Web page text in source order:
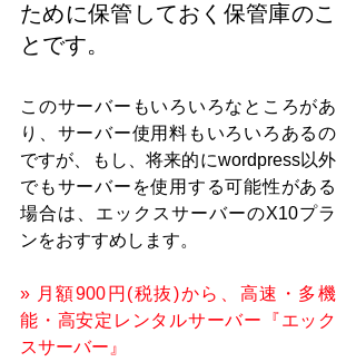
ために保管しておく保管庫のこ
とです。
このサーバーもいろいろなところがあ
り、サーバー使用料もいろいろあるの
ですが、もし、将来的にwordpress以外
でもサーバーを使用する可能性がある
場合は、エックスサーバーのX10プラ
ンをおすすめします。
» 月額900円(税抜)から、高速・多機
能・高安定レンタルサーバー『エック
スサーバー』